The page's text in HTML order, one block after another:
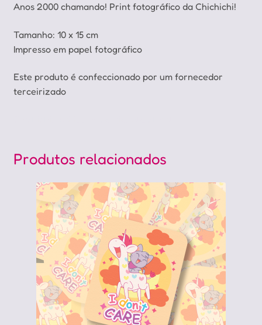
Anos 2000 chamando! Print fotográfico da Chichichi!
Tamanho: 10 x 15 cm
Impresso em papel fotográfico
Este produto é confeccionado por um fornecedor
terceirizado
Produtos relacionados